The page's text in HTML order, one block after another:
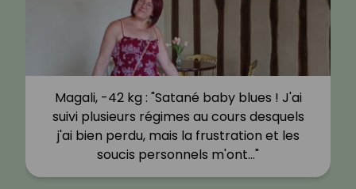
Magali, -42 kg : "Satané baby blues ! J'ai
suivi plusieurs régimes au cours desquels
j'ai bien perdu, mais la frustration et les
soucis personnels m'ont…"